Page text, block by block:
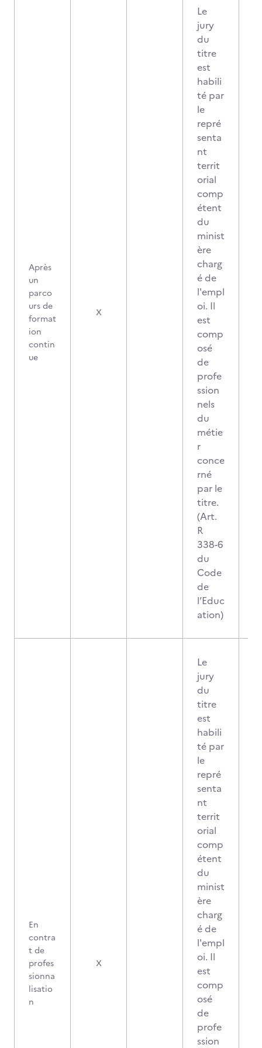
Après
un
parco
urs de
format
ion
contin
ue
X
Le
jury
du
titre
est
habili
té par
le
repré
senta
nt
territ
orial
comp
étent
du
minist
ère
charg
é de
l'empl
oi. Il
est
comp
osé
de
profe
ssion
nels
du
métie
r
conce
rné
par le
titre.
(Art.
R
338-6
du
Code
de
l’Educ
ation)
En
contra
t de
profes
sionna
lisatio
n
X
Le
jury
du
titre
est
habili
té par
le
repré
senta
nt
territ
orial
comp
étent
du
minist
ère
charg
é de
l'empl
oi. Il
est
comp
osé
de
profe
ssion